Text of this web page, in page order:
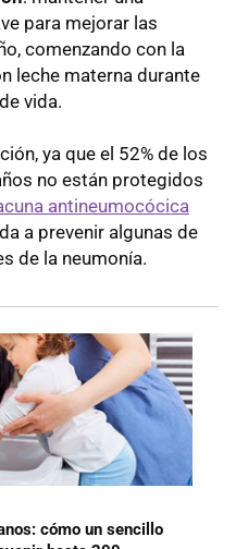
para mejorar las
comenzando con la
leche materna durante
vida.
ya que el 52% de los
no están protegidos
antineumocócica
a prevenir algunas de
de la neumonía.
cómo un sencillo